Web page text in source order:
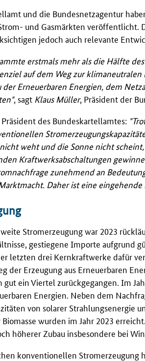
und die Bundesnetzagentur
und Gasmärkten veröffentlicht.
jedoch auch relevante
erstmals mehr als die Hälfte
auf dem Weg zur
der Erneuerbaren Energien, dem
, sagt Klaus Müller, Präsident der
Präsident des Bundeskartellamtes:
weht und die Sonne nicht
Kraftwerksabschaltungen
zunehmend an
Daher ist eine
Stromerzeugung war 2023
gestiegene Importe aufgrund
letzten drei Kernkraftwerke dafür
der Erzeugung aus Erneuerbaren
gut ein Viertel zurückgegangen. Im
Energien. Neben dem
von solarer Strahlungsenergie
wurden im Jahr 2023
höherer Zubau insbesondere bei
konventionellen